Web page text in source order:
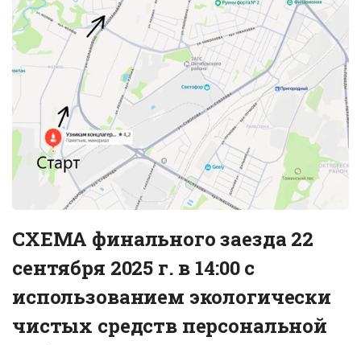
СХЕМА финального заезда 22
сентября 2025 г. в 14:00 с
использованием экологически
чистых средств персональной